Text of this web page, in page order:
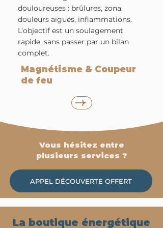
douloureuses : brûlures, zona,
douleurs aiguës, inflammations.
L’objectif est un soulagement
rapide, sans passer par un bilan
complet.
Magnétisme & Coupeur
de feu
Vous hésitez entre
plusieurs services ?
APPEL DÉCOUVERTE OFFERT
La boutique énergétique